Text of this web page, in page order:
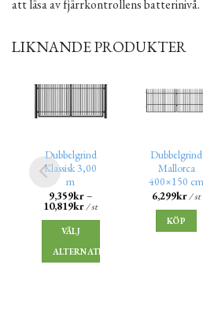
att läsa av fjärrkontrollens batterinivå.
LIKNANDE PRODUKTER
Dubbelgrind
Klassisk 3,00
m
9,359kr–
10,819kr/ st
VÄLJ
ALTERNATIV
Dubbelgrind
Mallorca
400×150 cm
6,299kr/ st
KÖP